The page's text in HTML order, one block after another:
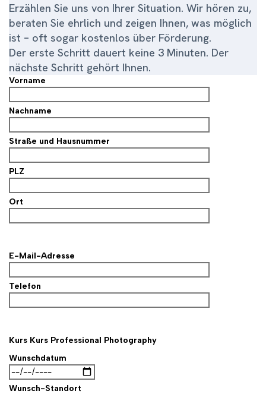
Erzählen Sie uns von Ihrer Situation. Wir hören zu,
beraten Sie ehrlich und zeigen Ihnen, was möglich
ist – oft sogar kostenlos über Förderung.
Der erste Schritt dauert keine 3 Minuten. Der
nächste Schritt gehört Ihnen.
Vorname
Nachname
Straße und Hausnummer
PLZ
Ort
E-Mail-Adresse
Telefon
Kurs Kurs Professional Photography
Wunschdatum
Wunsch-Standort